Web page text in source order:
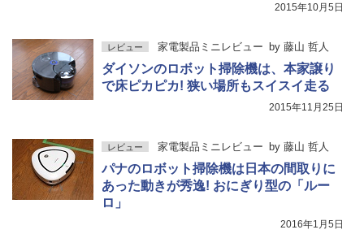
2015年10月5日
レビュー 家電製品ミニレビュー by 藤山 哲人
ダイソンのロボット掃除機は、本家譲り
で床ピカピカ! 狭い場所もスイスイ走る
2015年11月25日
レビュー 家電製品ミニレビュー by 藤山 哲人
パナのロボット掃除機は日本の間取りに
あった動きが秀逸! おにぎり型の「ルー
ロ」
2016年1月5日